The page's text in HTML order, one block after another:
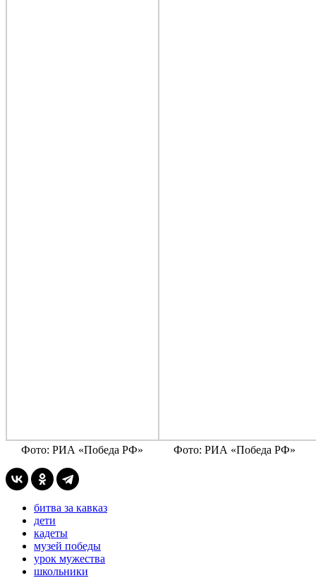
Фото: РИА «Победа РФ» Фото: РИА «Победа РФ»
битва за кавказ
дети
кадеты
музей победы
урок мужества
школьники